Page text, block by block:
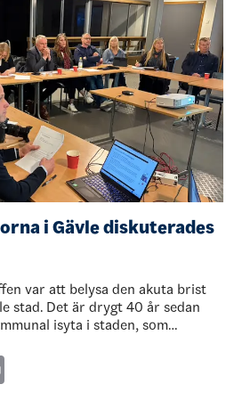
i Gävle diskuterades
var att belysa den akuta brist
stad. Det är drygt 40 år sedan
isyta i staden, som